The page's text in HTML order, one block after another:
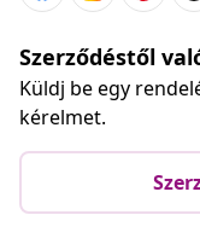
Szerződéstől
Küldj be egy
kérelmet.